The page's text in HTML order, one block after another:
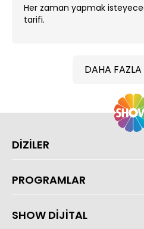
Her zaman yapmak
tarifi.
DAHA FAZLA
DİZİLER
PROGRAMLAR
SHOW DİJİTAL